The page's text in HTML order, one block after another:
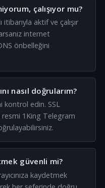
çalışıyor mu?
aktif ve çalışır
internet
önbelleğini
nasıl doğrularım?
kontrol edin. SSL
resmi 1King Telegram
güvenli mi?
kaydetmek